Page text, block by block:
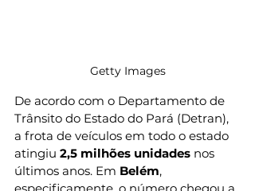
Getty Images
De acordo com o Departamento de
Trânsito do Estado do Pará (Detran),
a frota de veículos em todo o estado
atingiu 2,5 milhões unidades nos
últimos anos. Em Belém,
especificamente, o número chegou a